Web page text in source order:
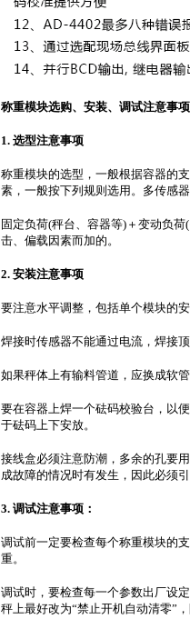
称重模块选购、安装、调试注意事
1. 选型注意事项
称重模块的选型，一般根据容器的
素，一般按下列规则选用。多传感
固定负荷(秤台、容器等)＋变动负
击、偏载因素而加的。
2. 安装注意事项
要注意水平调整，包括单个模块的
焊接时传感器不能通过电流，焊接
如果秤体上有输料管道，应换成软
要在容器上焊一个砝码校验台，以
于砝码上下安放。
接线盒必须注意防潮，多余的孔要
成故障的情况时有发生，因此必须
3. 调试注意事项：
调试前一定要检查每个称重模块的
重。
调试时，要检查每一个参数出厂设
秤上最好改为“禁止开机自动清零”